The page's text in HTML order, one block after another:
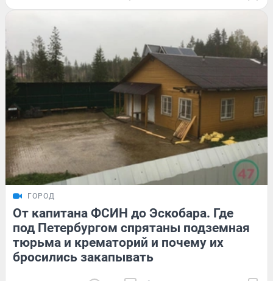
ГОРОД
От капитана ФСИН до Эскобара. Где
под Петербургом спрятаны подземная
тюрьма и крематорий и почему их
бросились закапывать